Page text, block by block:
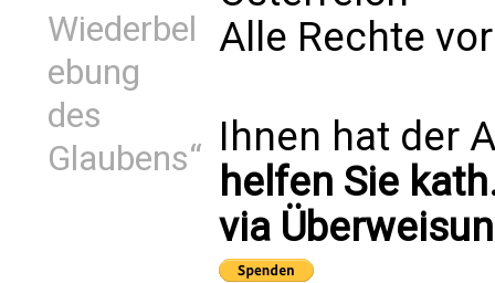
Wiederbel
ebung
des
Glaubens“
Alle Rechte
Ihnen hat der
helfen Sie
via